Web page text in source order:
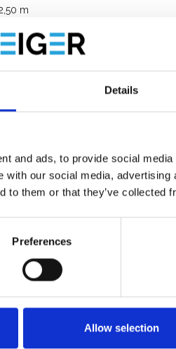
Details
and ads, to provide social
with our social media,
to them or that they’ve collected
Preferences
Allow selection
m
m
et plateformes pour atteindre une
charge totale admissible par
en hauteur)